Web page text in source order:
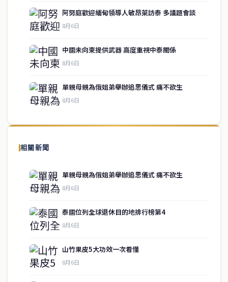
阿努庭歡迎緬甸領導人敏昂萊訪泰 多議題會談
8月6日
中國未向柬提供武器 高度重視中泰關係
8月6日
單親母親為俄姐弟舉辦追思儀式 痛不欲生
8月6日
相關新聞
單親母親為俄姐弟舉辦追思儀式 痛不欲生
8月6日
泰國位列全球退休目的地排行榜第4
8月6日
山竹果皮5大功效一次看懂
8月6日
關於我們
泰國中文新聞（TCN）是一家總部設於曼谷的中文新聞媒體，致力於
供即時、客觀、多元的中文新聞內容。
房地產
service@thaichinesenews.com